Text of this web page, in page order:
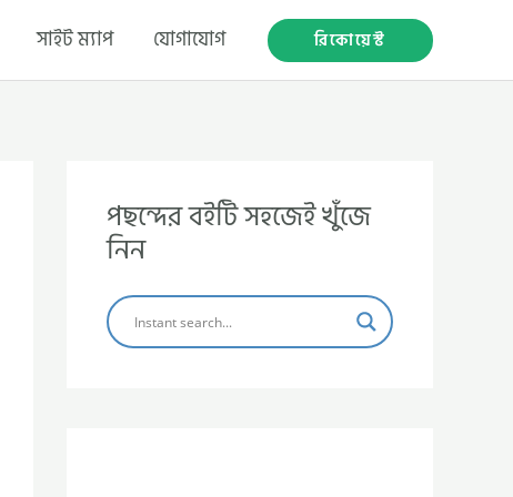
সাইট ম্যাপ যোগাযোগ রিকোয়েস্ট
পছন্দের বইটি সহজেই খুঁজে
নিন